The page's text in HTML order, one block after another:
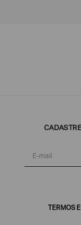
TERMOS